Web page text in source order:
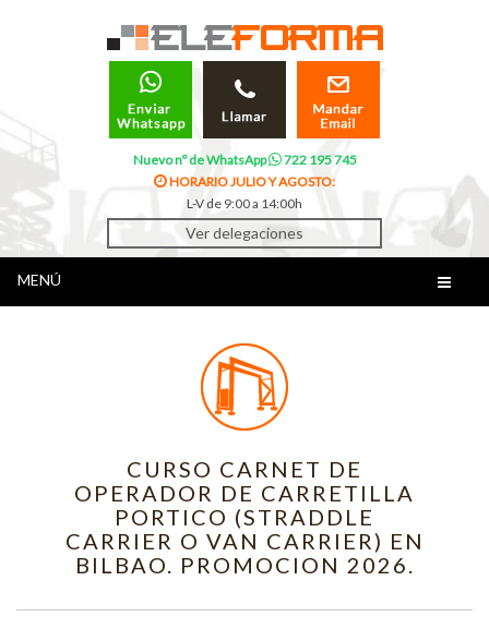
Nuevo nº de WhatsApp
722 195 745
HORARIO JULIO Y AGOSTO:
L-V de 9:00 a 14:00h
Ver delegaciones
MENÚ
CURSO CARNET DE
OPERADOR DE CARRETILLA
PORTICO (STRADDLE
CARRIER O VAN CARRIER) EN
BILBAO. PROMOCION 2026.